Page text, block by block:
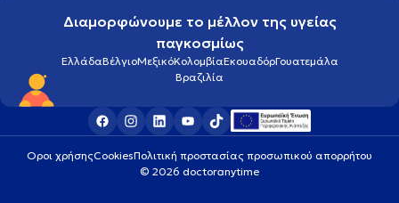
Διαμορφώνουμε το μέλλον της υγείας
παγκοσμίως
ΕλλάδαΒέλγιοΜεξικόΚολομβίαΕκουαδόρΓουατεμάλα
Βραζιλία
Οροι χρήσηςCookiesΠολιτική προστασίας προσωπικού απορρήτου
© 2026 doctoranytime